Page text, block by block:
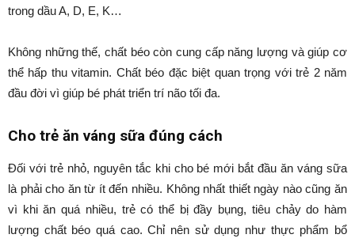
trong dầu A, D, E, K…
Không những thế, chất béo còn cung cấp năng lượng và giúp cơ
thể hấp thu vitamin. Chất béo đặc biệt quan trọng với trẻ 2 năm
đầu đời vì giúp bé phát triển trí não tối đa.
Cho trẻ ăn váng sữa đúng cách
Đối với trẻ nhỏ, nguyên tắc khi cho bé mới bắt đầu ăn váng sữa
là phải cho ăn từ ít đến nhiều. Không nhất thiết ngày nào cũng ăn
vì khi ăn quá nhiều, trẻ có thể bị đầy bụng, tiêu chảy do hàm
lượng chất béo quá cao. Chỉ nên sử dụng như thực phẩm bổ